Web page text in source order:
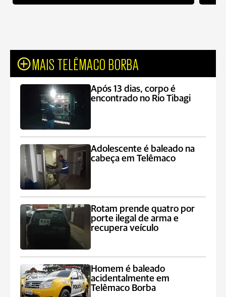
MAIS TELÊMACO BORBA
Após 13 dias, corpo é
encontrado no Rio Tibagi
Adolescente é baleado na
cabeça em Telêmaco
Rotam prende quatro por
porte ilegal de arma e
recupera veículo
Homem é baleado
acidentalmente em
Telêmaco Borba